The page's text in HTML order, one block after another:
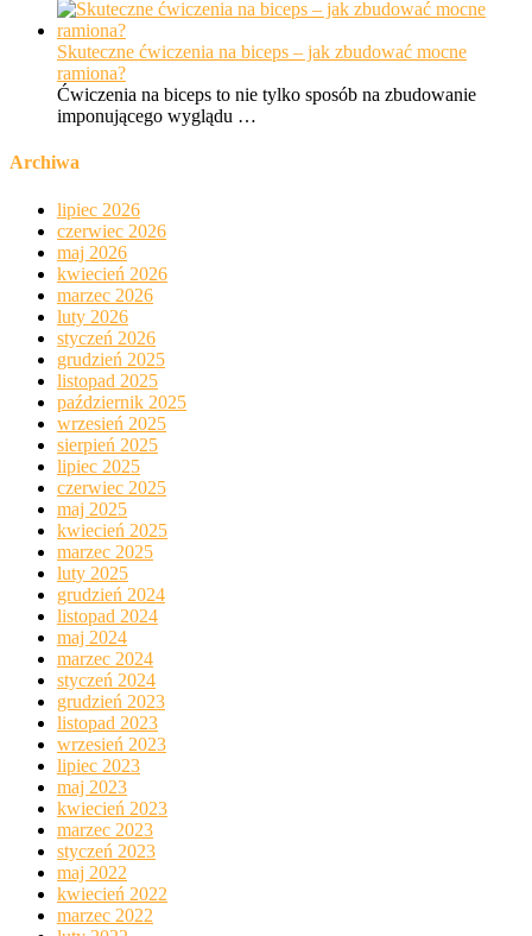
Skuteczne ćwiczenia na biceps – jak zbudować mocne
ramiona?
Ćwiczenia na biceps to nie tylko sposób na zbudowanie
imponującego wyglądu …
Archiwa
lipiec 2026
czerwiec 2026
maj 2026
kwiecień 2026
marzec 2026
luty 2026
styczeń 2026
grudzień 2025
listopad 2025
październik 2025
wrzesień 2025
sierpień 2025
lipiec 2025
czerwiec 2025
maj 2025
kwiecień 2025
marzec 2025
luty 2025
grudzień 2024
listopad 2024
maj 2024
marzec 2024
styczeń 2024
grudzień 2023
listopad 2023
wrzesień 2023
lipiec 2023
maj 2023
kwiecień 2023
marzec 2023
styczeń 2023
maj 2022
kwiecień 2022
marzec 2022